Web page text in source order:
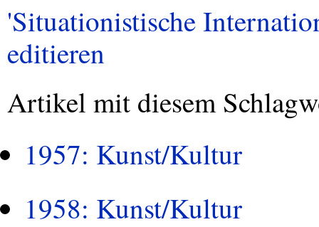
'Situationistische
editieren
Artikel mit diesem
1957: Kunst/Kultur
1958: Kunst/Kultur